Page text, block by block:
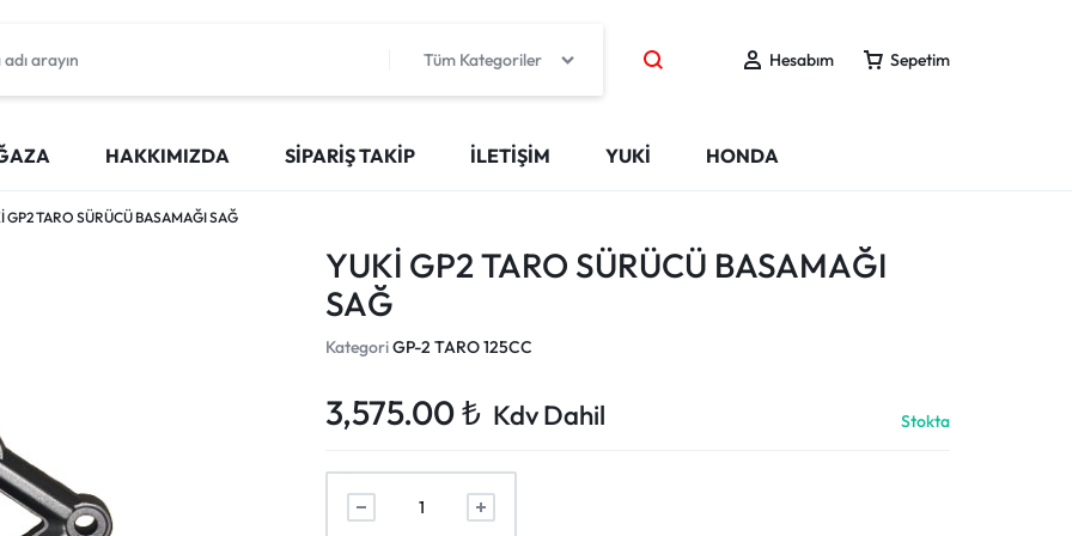
Tüm Kategoriler Hesabım Sepetim
HAKKIMIZDA SIPARIŞ TAKIP İLETIŞIM YUKİ HONDA
GP2 TARO SÜRÜCÜ BASAMAĞI SAĞ
YUKİ GP2 TARO SÜRÜCÜ BASAMAĞI
SAĞ
KategoriGP-2 TARO 125CC
3,575.00₺ Kdv Dahil Stokta